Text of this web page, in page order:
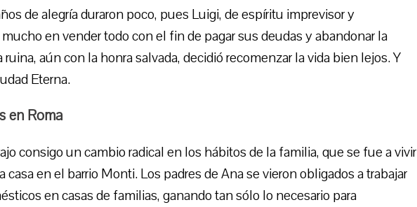
de alegría duraron poco, pues Luigi, de espíritu imprevisor y
en vender todo con el fin de pagar sus deudas y abandonar la
aún con la honra salvada, decidió recomenzar la vida bien lejos. Y
Eterna.
en Roma
consigo un cambio radical en los hábitos de la familia, que se fue a vivir
en el barrio Monti. Los padres de Ana se vieron obligados a trabajar
en casas de familias, ganando tan sólo lo necesario para